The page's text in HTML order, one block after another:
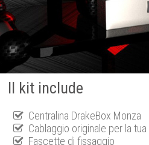
Il kit include
Centralina DrakeBox Monza
Cablaggio originale per la tua
Fascette di fissaggio